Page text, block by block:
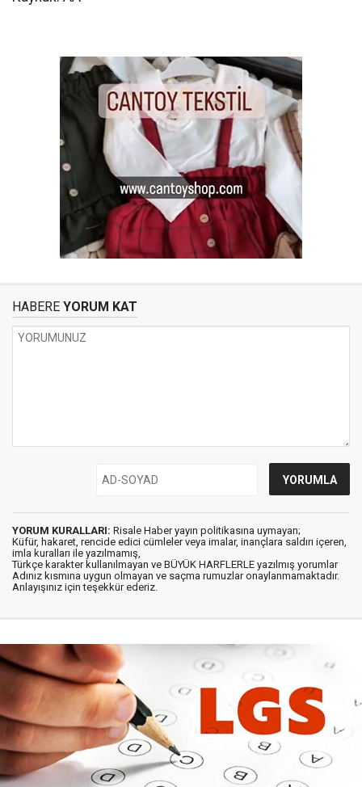
HABERE YORUM KAT
YORUM KURALLARI: Risale Haber yayın politikasına uymayan;
Küfür, hakaret, rencide edici cümleler veya imalar, inançlara saldırı içeren,
imla kuralları ile yazılmamış,
Türkçe karakter kullanılmayan ve BÜYÜK HARFLERLE yazılmış yorumlar
Adınız kısmına uygun olmayan ve saçma rumuzlar onaylanmamaktadır.
Anlayışınız için teşekkür ederiz.